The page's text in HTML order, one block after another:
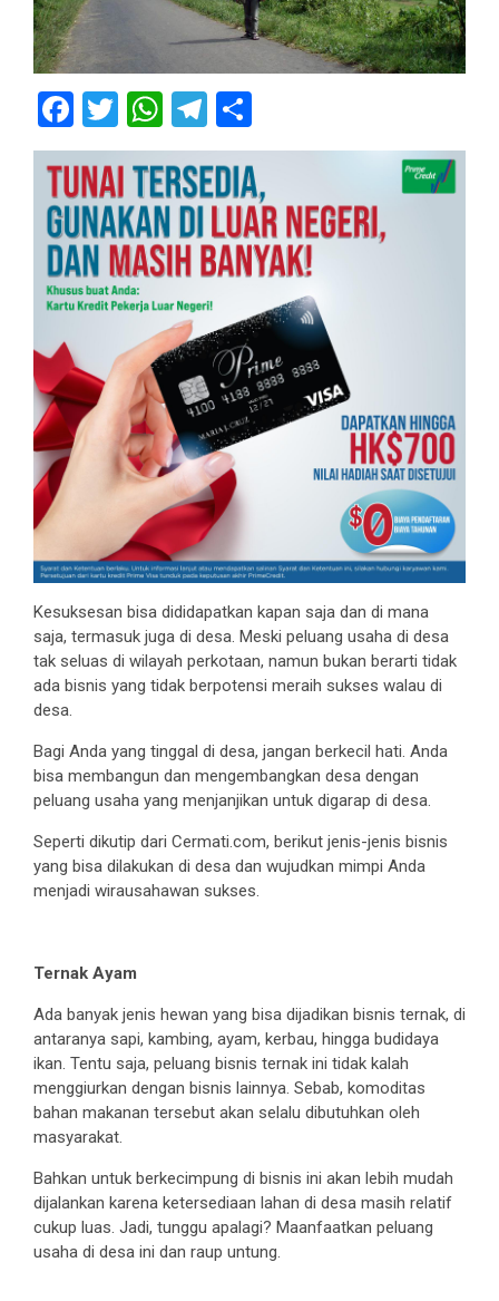
Facebook
Twitter
WhatsApp
Telegram
Kesuksesan bisa dididapatkan kapan saja dan di mana
saja, termasuk juga di desa. Meski peluang usaha di desa
tak seluas di wilayah perkotaan, namun bukan berarti tidak
ada bisnis yang tidak berpotensi meraih sukses walau di
desa.
Bagi Anda yang tinggal di desa, jangan berkecil hati. Anda
bisa membangun dan mengembangkan desa dengan
peluang usaha yang menjanjikan untuk digarap di desa.
Seperti dikutip dari Cermati.com, berikut jenis-jenis bisnis
yang bisa dilakukan di desa dan wujudkan mimpi Anda
menjadi wirausahawan sukses.
Ternak Ayam
Ada banyak jenis hewan yang bisa dijadikan bisnis ternak, di
antaranya sapi, kambing, ayam, kerbau, hingga budidaya
ikan. Tentu saja, peluang bisnis ternak ini tidak kalah
menggiurkan dengan bisnis lainnya. Sebab, komoditas
bahan makanan tersebut akan selalu dibutuhkan oleh
masyarakat.
Bahkan untuk berkecimpung di bisnis ini akan lebih mudah
dijalankan karena ketersediaan lahan di desa masih relatif
cukup luas. Jadi, tunggu apalagi? Maanfaatkan peluang
usaha di desa ini dan raup untung.